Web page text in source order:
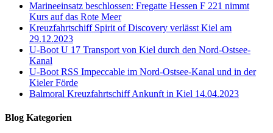
Marineeinsatz beschlossen: Fregatte Hessen F 221 nimmt
Kurs auf das Rote Meer
Kreuzfahrtschiff Spirit of Discovery verlässt Kiel am
29.12.2023
U-Boot U 17 Transport von Kiel durch den Nord-Ostsee-
Kanal
U-Boot RSS Impeccable im Nord-Ostsee-Kanal und in der
Kieler Förde
Balmoral Kreuzfahrtschiff Ankunft in Kiel 14.04.2023
Blog Kategorien